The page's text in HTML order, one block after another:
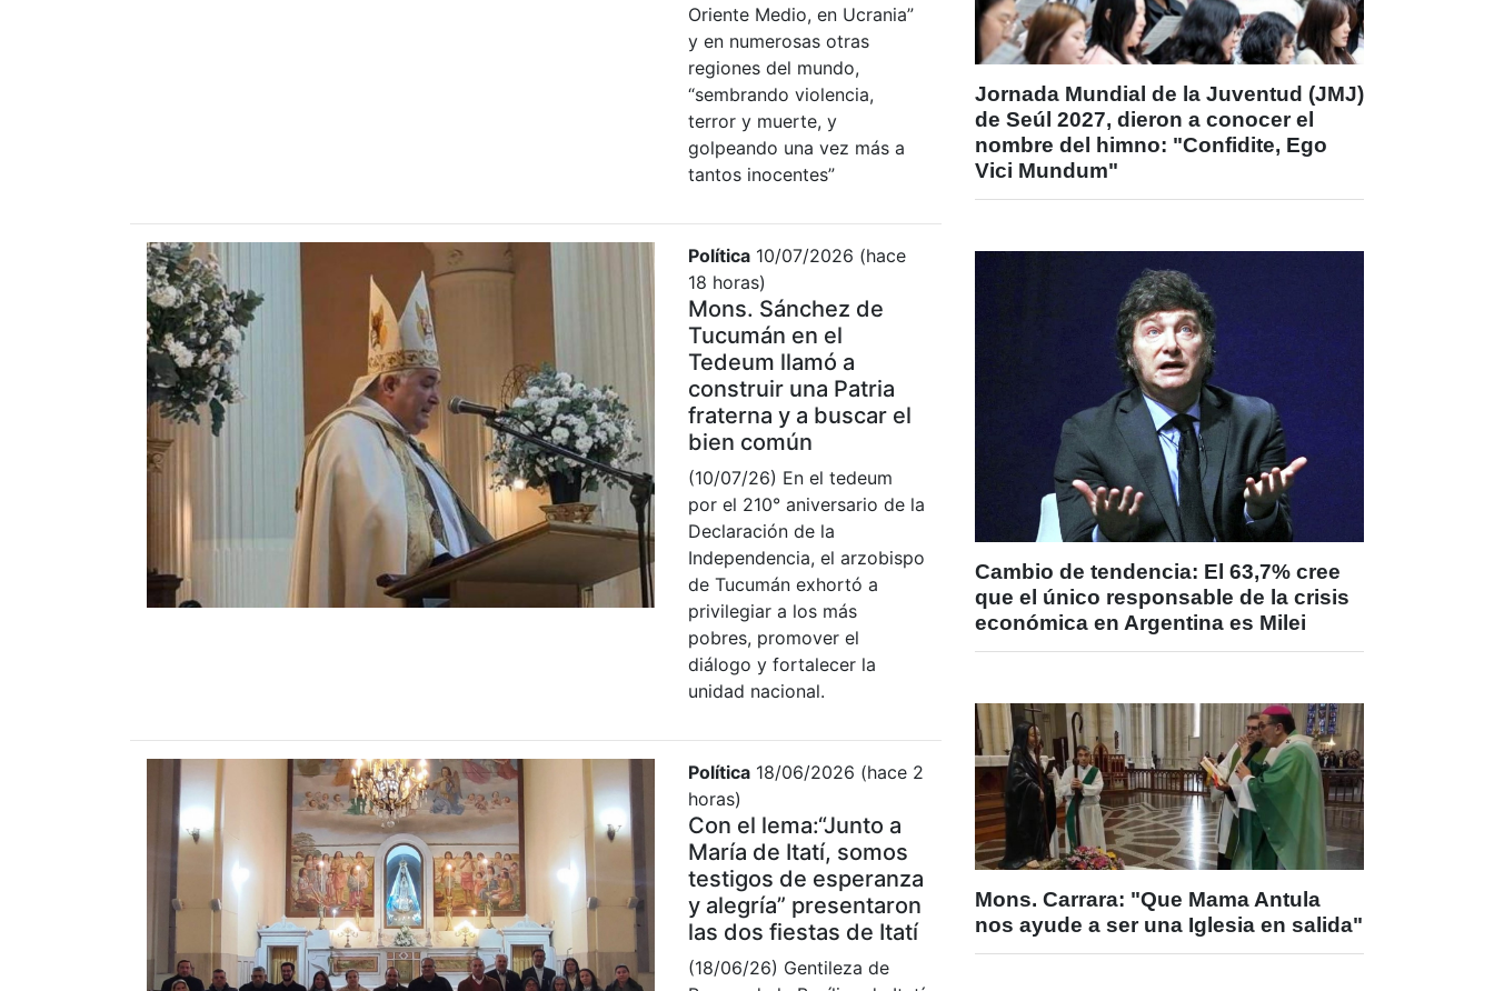
Oriente Medio, en Ucrania”
y en numerosas otras
regiones del mundo,
“sembrando violencia,
terror y muerte, y
golpeando una vez más a
tantos inocentes”
Política 10/07/2026 (hace
18 horas)
Mons. Sánchez de
Tucumán en el
Tedeum llamó a
construir una Patria
fraterna y a buscar el
bien común
(10/07/26) En el tedeum
por el 210° aniversario de la
Declaración de la
Independencia, el arzobispo
de Tucumán exhortó a
privilegiar a los más
pobres, promover el
diálogo y fortalecer la
unidad nacional.
Política 18/06/2026 (hace 2
horas)
Con el lema:“Junto a
María de Itatí, somos
testigos de esperanza
y alegría” presentaron
las dos fiestas de Itatí
(18/06/26) Gentileza de
Jornada Mundial de la Juventud (JMJ)
de Seúl 2027, dieron a conocer el
nombre del himno: "Confidite, Ego
Vici Mundum"
Cambio de tendencia: El 63,7% cree
que el único responsable de la crisis
económica en Argentina es Milei
Mons. Carrara: "Que Mama Antula
nos ayude a ser una Iglesia en salida"